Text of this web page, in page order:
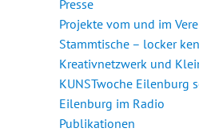
Presse
Projekte vom und im
Stammtische – locker
Kreativnetzwerk und
KUNSTwoche Eilenburg
Eilenburg im Radio
Publikationen